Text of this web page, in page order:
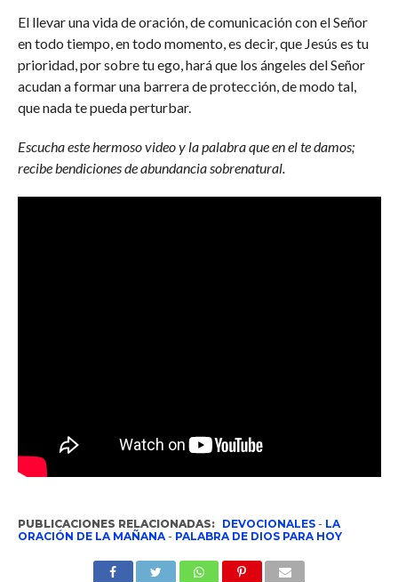
El llevar una vida de oración, de comunicación con el Señor
en todo tiempo, en todo momento, es decir, que Jesús es tu
prioridad, por sobre tu ego, hará que los ángeles del Señor
acudan a formar una barrera de protección, de modo tal,
que nada te pueda perturbar.
Escucha este hermoso video y la palabra que en el te damos;
recibe bendiciones de abundancia sobrenatural.
PUBLICACIONES RELACIONADAS: DEVOCIONALES- LA
ORACIÓN DE LA MAÑANA- PALABRA DE DIOS PARA HOY